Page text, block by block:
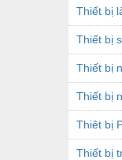
Thiết bị
Thiết bị
Thiết bị
Thiết bị
Thiêt bị
Thiết bị